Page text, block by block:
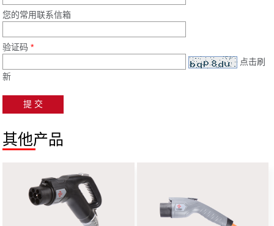
您的常用联系信箱
验证码*
点击刷
新
其他产品